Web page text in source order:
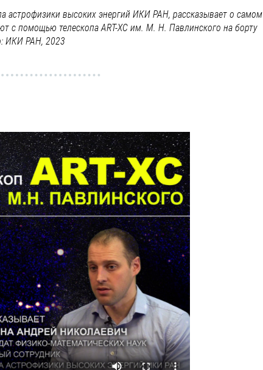
астрофизики высоких энергий ИКИ РАН, рассказывает о самом
с помощью телескопа ART-XC им. М. Н. Павлинского на борту
ИКИ РАН, 2023